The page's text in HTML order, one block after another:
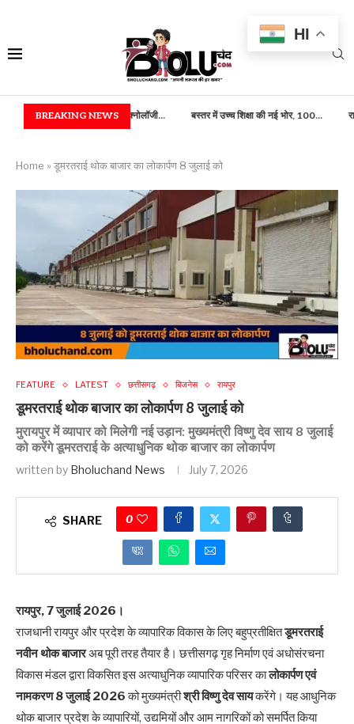
BREAKING NEWS
एवं फूड टेक्नोलॉजी... बस्तर में उच्च शिक्षा की नई भोर, 100... राष्ट्रपति भवन में बस्तर का
Home » डूमरतराई थोक बाजार का लोकार्पण 8 जुलाई को
FEATURE LATEST छत्तीसगढ़ बिजनेस रायपुर
डूमरतराई थोक बाजार का लोकार्पण 8 जुलाई को
मुरायपुर में व्यापार को मिलेगी नई उड़ान: मुख्यमंत्री विष्णु देव साय 8 जुलाई
को करेंगे डूमरतराई के अत्याधुनिक थोक बाजार का लोकार्पण
written by Bholuchand News July 7, 2026
SHARE 0
रायपुर, 7 जुलाई 2026।
राजधानी रायपुर और प्रदेश के व्यापारिक विकास के लिए बहुप्रतीक्षितडूमरतराई
नवीन थोक बाजारअब पूरी तरह तैयार है। छत्तीसगढ़ गृह निर्माण एवं अधोसंरचना
विकास मंडल द्वारा विकसित इस अत्याधुनिक व्यापारिक परिसर कालोकार्पण एवं
नामकरण 8 जुलाई 2026को मुख्यमंत्रीश्री विष्णु देव सायकरेंगे। यह आधुनिक
थोक बाजार प्रदेश के व्यापारियों, उद्यमियों और आम नागरिकों को समर्पित किया
HI